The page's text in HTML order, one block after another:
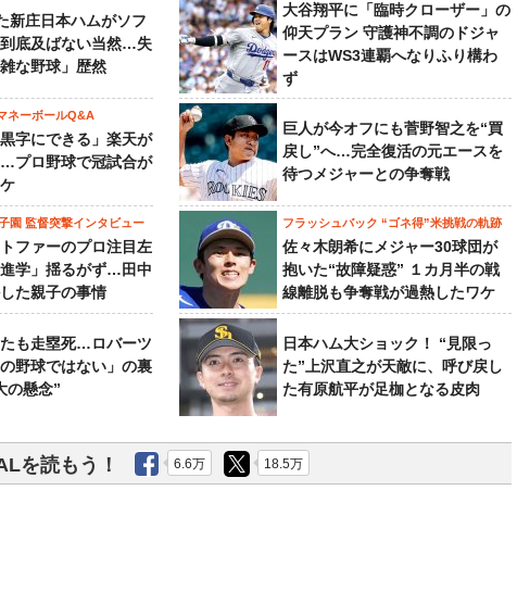
新庄日本ハムがソフ
到底及ばない当然…失
な野球」歴然
大谷翔平に「臨時クローザー」の
仰天プラン 守護神不調のドジャ
ースはWS3連覇へなりふり構わ
ず
ネーボールQ&A
黒字にできる」楽天が
プロ野球で冠試合が
巨人が今オフにも菅野智之を“買
戻し”へ…完全復活の元エースを
待つメジャーとの争奪戦
園 監督突撃インタビュー
ファーのプロ注目左
学」揺るがず…田中
た親子の事情
フラッシュバック “ゴネ得”米挑戦の軌跡
佐々木朗希にメジャー30球団が
抱いた“故障疑惑” １カ月半の戦
線離脱も争奪戦が過熱したワケ
も走塁死…ロバーツ
野球ではない」の裏
の懸念”
日本ハム大ショック！ “見限っ
た”上沢直之が天敵に、呼び戻し
た有原航平が足枷となる皮肉
を読もう！ 6.6万 18.5万